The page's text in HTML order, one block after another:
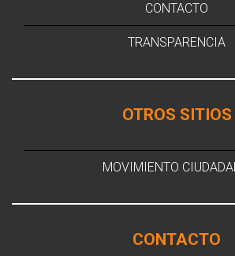
CONTACTO
TRANSPARENCIA
OTROS SITIOS
MOVIMIENTO
CONTACTO